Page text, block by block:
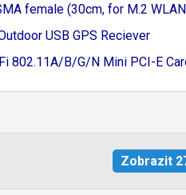
female (30cm, for M.2
USB GPS Reciever
Fi 802.11A/B/G/N Mini PCI-E